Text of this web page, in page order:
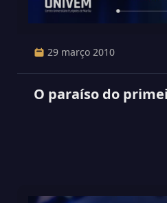
29 março 2010
O paraíso do